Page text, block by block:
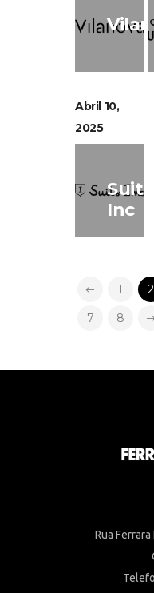
Abril 10,
2025
Suits
Inc
1 2
7
8
Rua